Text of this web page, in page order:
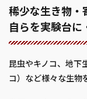
稀少な生き物・
自らを実験台に
昆虫やキノコ、地下
コ）など様々な生物